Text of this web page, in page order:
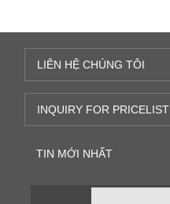
LIÊN HỆ CHÚNG TÔI
INQUIRY FOR PRICELIST
TIN MỚI NHẤT